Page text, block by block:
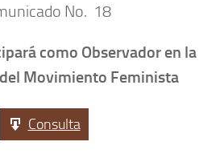
No. 18
como Observador en la
Movimiento Feminista
Consulta